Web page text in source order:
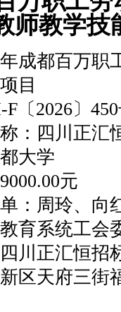
师教学技
成都百万
目
〔2026〕
：四川正汇
大学
元
：周玲、
育系统工会
川正汇恒招
区天府三街